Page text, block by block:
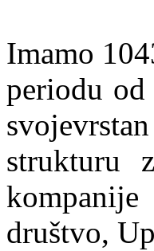
Imamo
periodu
strukturu
društvo,